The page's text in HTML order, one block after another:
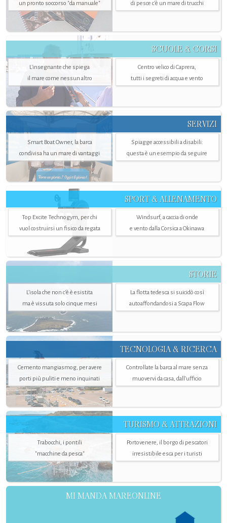
un pronto soccorso "da manuale" di pesce c'è un mare di trucchi
SCUOLE & CORSI
L'insegnante che spiega
il mare come nessun altro
Centro velico di Caprera,
tutti i segreti di acqua e vento
SERVIZI
Smart Boat Owner, la barca
condivisa ha un mare di vantaggi
Spiagge accessibili a disabili:
questa è un esempio da seguire
SPORT & ALLENAMENTO
Top Excite Technogym, per chi
vuol costruirsi un fisico da regata
Windsurf, a caccia di onde
e vento dalla Corsica a Okinawa
STORIE
L’isola che non c'è è esistita
ma è vissuta solo cinque mesi
La flotta tedesca si suicidò così
autoaffondandosi a Scapa Flow
TECNOLOGIA & RICERCA
Cemento mangiasmog, per avere
porti più puliti e meno inquinati
Controllate la barca al mare senza
muovervi da casa, dall’ufficio
TURISMO & ATTRAZIONI
Trabocchi, i pontili
"macchine da pesca"
Portovenere, il borgo di pescatori
irresistibile esca per i turisti
MI MANDA MAREONLINE